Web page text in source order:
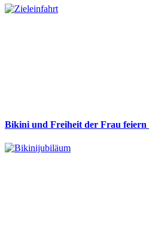
Bikini und Freiheit der Frau feiern